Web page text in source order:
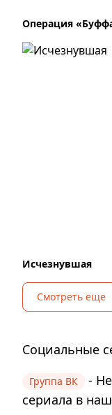
Операция
Исчезнувшая
Смотреть еще
Социальные
Группа ВК
-
сериала в